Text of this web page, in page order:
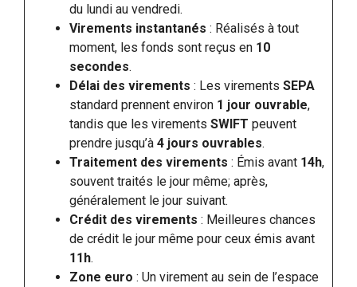
du lundi au vendredi.
Virements instantanés : Réalisés à tout
moment, les fonds sont reçus en 10
secondes.
Délai des virements : Les virements SEPA
standard prennent environ 1 jour ouvrable,
tandis que les virements SWIFT peuvent
prendre jusqu’à 4 jours ouvrables.
Traitement des virements : Émis avant 14h,
souvent traités le jour même; après,
généralement le jour suivant.
Crédit des virements : Meilleures chances
de crédit le jour même pour ceux émis avant
11h.
Zone euro : Un virement au sein de l’espace